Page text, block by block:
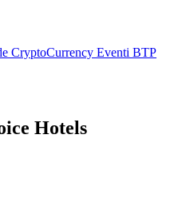
CryptoCurrency Eventi BTP
Hotels